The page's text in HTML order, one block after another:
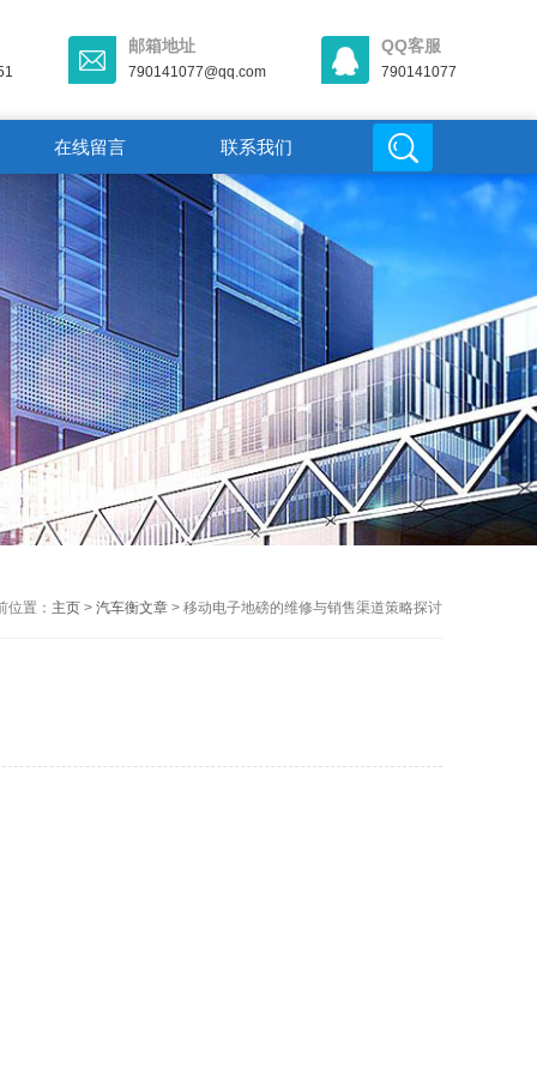
邮箱地址
790141077@qq.com
QQ客服
790141077
在线留言 联系我们
位置： 主页> 汽车衡文章> 移动电子地磅的维修与销售渠道策略探讨